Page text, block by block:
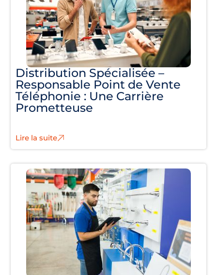
Distribution Spécialisée –
Responsable Point de Vente
Téléphonie : Une Carrière
Prometteuse
Lire la suite